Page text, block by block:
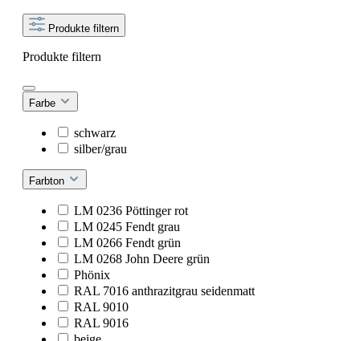
Produkte filtern
Produkte filtern
Farbe
schwarz
silber/grau
Farbton
LM 0236 Pöttinger rot
LM 0245 Fendt grau
LM 0266 Fendt grün
LM 0268 John Deere grün
Phönix
RAL 7016 anthrazitgrau seidenmatt
RAL 9010
RAL 9016